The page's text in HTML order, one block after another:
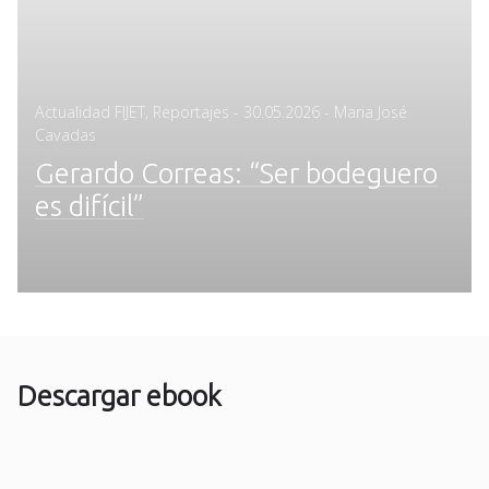
Actualidad FIJET Reportajes - Posted
30.05.2026 - Maria José
Cavadas
Gerardo Correas: “Ser bodeguero
es difícil”
Descargar ebook